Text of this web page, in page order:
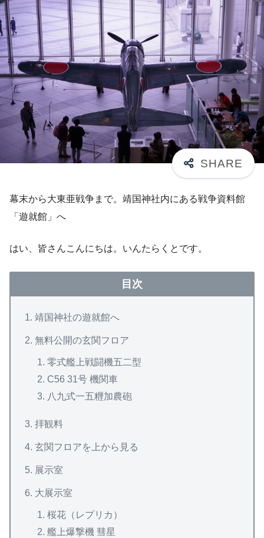
幕末から大東亜戦争まで。靖国神社内にある戦争資料館
「遊就館」へ
はい、皆さんこんにちは。いんたらくとです。
目次
靖国神社の遊就館へ
無料公開の玄関フロア
零式艦上戦闘機五二型
C56 31号 機関車
八九式一五糎加農砲
拝観料
玄関フロアを上から見る
展示室
大展示室
桜花（レプリカ）
艦上爆撃機 彗星